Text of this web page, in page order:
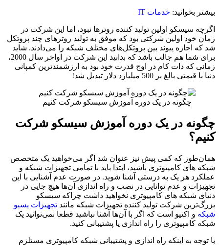
بیشتر بخوانید: خدمات IT
اگرچه سیسکو اولین تولید کننده روترها نبود، اما این شرکت در
زمان خود اولین شرکتی بود که موفق به تولید روترهای چند پروتکل
شد که اجازه پیوند بین پروتکل‌های مختلف شبکه را می‌دادند. شاید
برای شما هم جالب باشد که بدانید این شرکت در اواخر سال 2000،
زمانی که دات کام در اوج قدرت خود بود به ارزشمندترین کمپانی
دنیا با قیمتی بالغ بر 500 میلیارد دلار تبدیل شد!
چگونه در یک دوره آموزش سیسکو شرکت کنیم
چگونه در یک دوره آموزش سیسکو شرکت
کنیم؟
همان‌طور که کمی پیش نیز عنوان شد اگر می‌خواهید یک متخصص
شبکه های کامپیوتری باشید، ابتدا باید با تمامی تجهیزات شبکه و
عملکرد هر یک به درستی آشنا شوید. در صورت عدم آشنایی با این
تجهیزات و عدم توانایی در نصب و راه اندازی آن‌ها هیچ جایی در
دنیای شبکه های کامپیوتری نخواهید داشت چراکه سیسکو
بزرگ‌ترین شرکت تولید کننده تجهیزات شبکه مانند تجهیزات پسیو
شبکه و اکتیو است که اگر با آن‌ها آشنا نباشید قطعا نمی‌توانید یک
شبکه کامپیوتری را راه اندازی یا پشتیبانی کنید.
با توجه به اینکه راه اندازی و پشتیبانی شبکه‌ کامپیوتری مستلزم